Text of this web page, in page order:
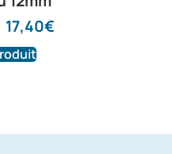
17,40€